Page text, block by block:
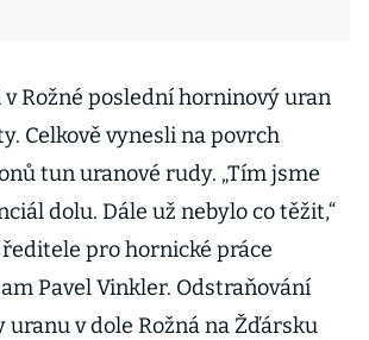
Rožné poslední horninový uran
Celkově vynesli na povrch
tun uranové rudy. „Tím jsme
dolu. Dále už nebylo co těžit,“
pro hornické práce
Pavel Vinkler. Odstraňování
uranu v dole Rožná na Žďársku